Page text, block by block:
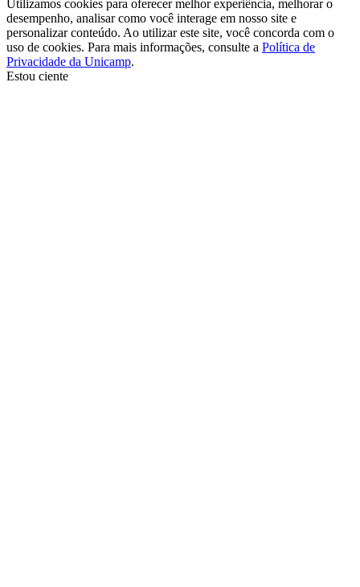
Utilizamos cookies para oferecer melhor experiência, melhorar o
desempenho, analisar como você interage em nosso site e
personalizar conteúdo. Ao utilizar este site, você concorda com o
uso de cookies. Para mais informações, consulte a Política de
Privacidade da Unicamp.
Estou ciente